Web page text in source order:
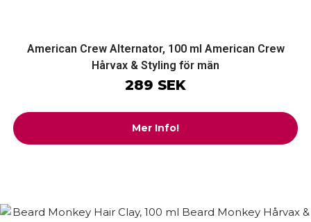
American Crew Alternator, 100 ml American Crew
Hårvax & Styling för män
289 SEK
Mer Info!